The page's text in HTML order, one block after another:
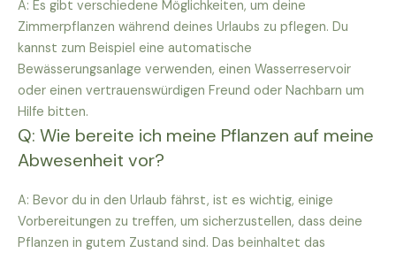
A: Es gibt verschiedene Möglichkeiten, um deine
Zimmerpflanzen während deines Urlaubs zu pflegen. Du
kannst zum Beispiel eine automatische
Bewässerungsanlage verwenden, einen Wasserreservoir
oder einen vertrauenswürdigen Freund oder Nachbarn um
Hilfe bitten.
Q: Wie bereite ich meine Pflanzen auf meine
Abwesenheit vor?
A: Bevor du in den Urlaub fährst, ist es wichtig, einige
Vorbereitungen zu treffen, um sicherzustellen, dass deine
Pflanzen in gutem Zustand sind. Das beinhaltet das